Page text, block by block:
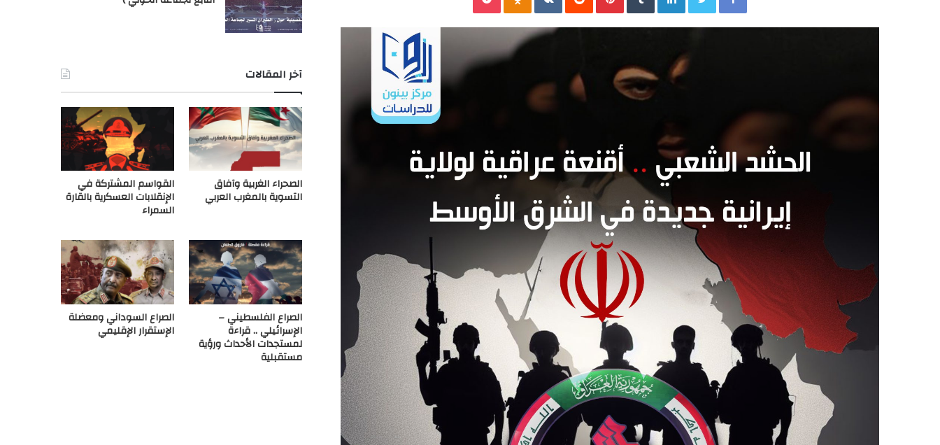
آخر المقالات
الصحراء الغربية وآفاق
التسوية بالمغرب العربي
القواسم المشتركة في
الإنقلابات العسكرية بالقارة
السمراء
الصراع الفلسطيني –
الإسرائيلي .. قراءة
لمستجدات الأحداث ورؤية
مستقبلية
الصراع السوداني ومعضلة
الإستقرار الإقليمي